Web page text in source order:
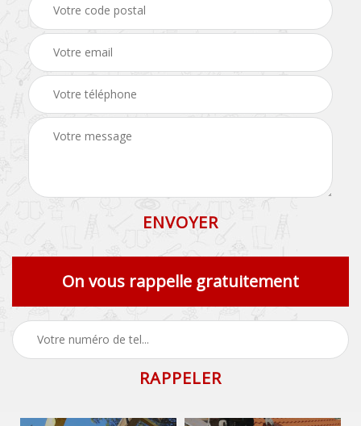
On vous rappelle gratuitement